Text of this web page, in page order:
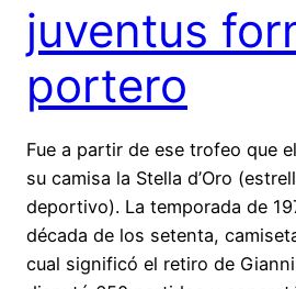
juventus
portero
Fue a partir de ese trofeo que
su camisa la Stella d’Oro
deportivo). La temporada de
década de los setenta,
cual significó el retiro de